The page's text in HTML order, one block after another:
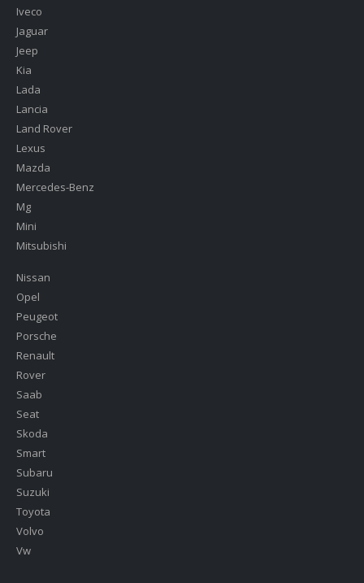
Iveco
Jaguar
Jeep
Kia
Lada
Lancia
Land Rover
Lexus
Mazda
Mercedes-Benz
Mg
Mini
Mitsubishi
Nissan
Opel
Peugeot
Porsche
Renault
Rover
Saab
Seat
Skoda
Smart
Subaru
Suzuki
Toyota
Volvo
Vw